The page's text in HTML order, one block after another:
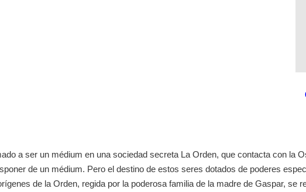
a ser un médium en una sociedad secreta La Orden, que contacta con la
de un médium. Pero el destino de estos seres dotados de poderes
de la Orden, regida por la poderosa familia de la madre de Gaspar, se